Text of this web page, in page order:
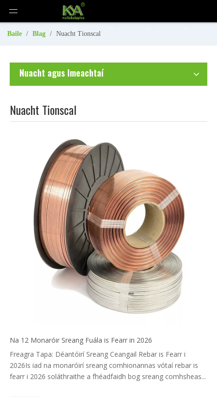
Baile / Blag / Nuacht Tionscal
Nuacht agus Imeachtaí
Nuacht Tionscal
Na 12 Monaróir Sreang Fuála is Fearr in 2026
Freagra Tapa: Déantóirí Sreang Ceangail Rebar is Fearr i
2026Is iad na monaróirí sreang comhionannas vótaí rebar is
fearr i 2026 soláthraithe a fhéadfaidh bog sreang comhsheas...